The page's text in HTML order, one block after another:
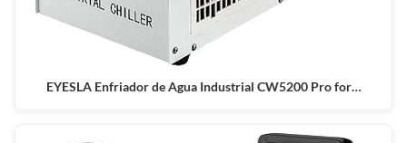
EYESLA Enfriador de Agua Industrial CW5200 Pro for…